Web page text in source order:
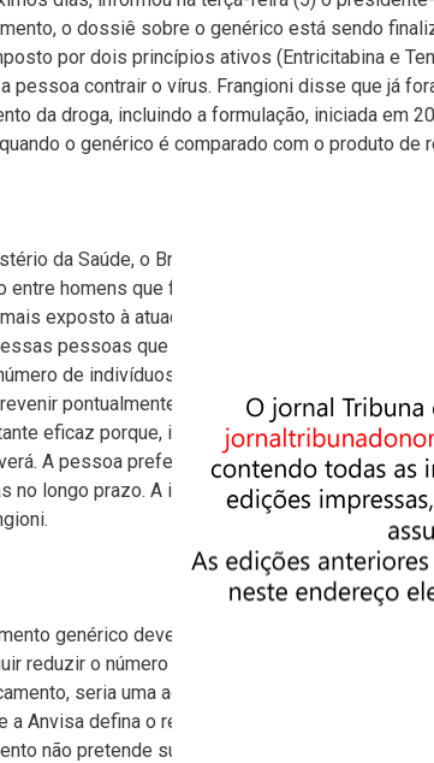
o dossiê sobre o genérico está sendo
por dois princípios ativos (Entricitabina e
pessoa contrair o vírus. Frangioni disse que já
da droga, incluindo a formulação, iniciada em
o genérico é comparado com o produto de
da Saúde, o Brasil registra em média 40 mil
entre homens que fazem sexo com homens e
exposto à atuação do vírus”, comentou
pessoas que compõem o grupo de risco,
de indivíduos que precisarão de tratamento
pontualmente do que contrair o vírus e ter
eficaz porque, infelizmente, hoje tem muita
A pessoa prefere o risco de pegar a doença,
no longo prazo. A ideia é dar essa ferramenta a
genérico deverá ser distribuída pelo SUS e
reduzir o número de casos novos, o governo
seria uma ação positiva conjunta”, afirmou
a Anvisa defina o registro ao genérico em menos
não pretende substituir os métodos de